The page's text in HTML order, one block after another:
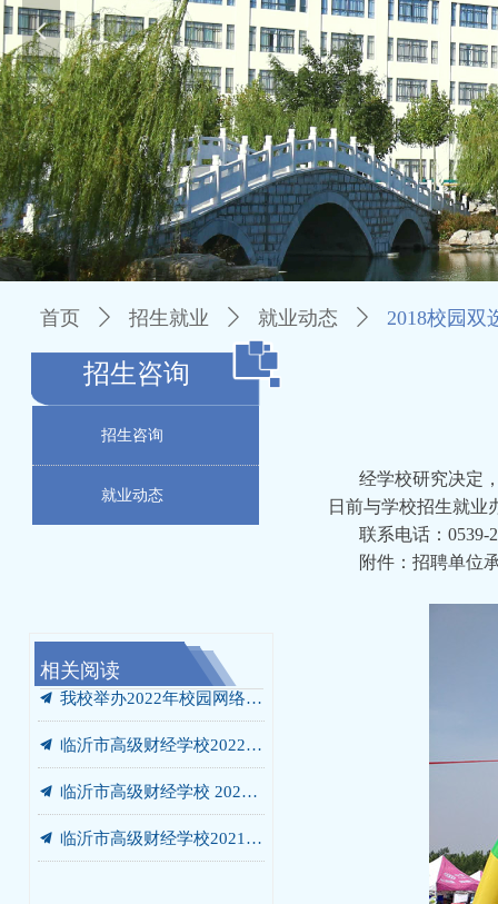
넳
首页 ꄲ 招生就业 ꄲ 就业动态 ꄲ 2018校园双
经学校研究决定
日前与学校招生就业
联系电话：0539-
附件：招聘单位
招生咨询
招生咨询
就业动态
相关阅读
끔
끔
끔
끔
끔
끔 我校举办2022年校园网络招聘会直播活动
끔
끔
끔
끔
끔
끔
끔
끔 2019年招生简章
끔 2019年校园双选招聘会公告
끔 2018招生简章
끔 2018校园双选招聘会公告
끔 2017年招生简章
끔 校园招聘会公告